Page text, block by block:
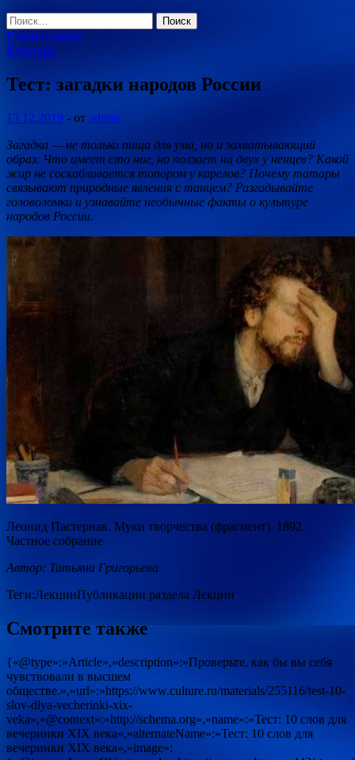
Найти:
Главное меню
Культура
Тест: загадки народов России
13.12.2019 - от admin
Загадка — не только пища для ума, но и захватывающий
образ. Что имеет сто ног, но ползает на двух у ненцев? Какой
жир не соскабливается топором у карелов? Почему татары
связывают природные явления с танцем? Разгадывайте
головоломки и узнавайте необычные факты о культуре
народов России.
Леонид Пастернак. Муки творчества (фрагмент). 1892.
Частное собрание
Автор: Татьяна Григорьева
Теги:ЛекцииПубликации раздела Лекции
Смотрите также
{«@type»:»Article»,»description»:»Проверьте, как бы вы себя
чувствовали в высшем
обществе.»,»url»:»https://www.culture.ru/materials/255116/test-10-
slov-dlya-vecherinki-xix-
veka»,»@context»:»http://schema.org»,»name»:»Тест: 10 слов для
вечеринки XIX века»,»alternateName»:»Тест: 10 слов для
вечеринки XIX века»,»image»: